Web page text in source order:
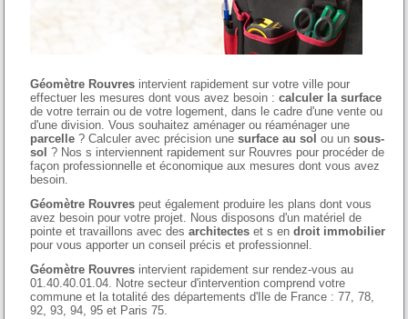
Géomètre Rouvres intervient rapidement sur votre ville pour
effectuer les mesures dont vous avez besoin :calculer la surface
de votre terrain ou de votre logement, dans le cadre d'une vente ou
d'une division. Vous souhaitez aménager ou réaménager une
parcelle ? Calculer avec précision unesurface au sol ou unsous-
sol ? Nos s interviennent rapidement sur Rouvres pour procéder de
façon professionnelle et économique aux mesures dont vous avez
besoin.
Géomètre Rouvres peut également produire les plans dont vous
avez besoin pour votre projet. Nous disposons d'un matériel de
pointe et travaillons avec desarchitectes et s endroit immobilier
pour vous apporter un conseil précis et professionnel.
Géomètre Rouvres intervient rapidement sur rendez-vous au
01.40.40.01.04. Notre secteur d'intervention comprend votre
commune et la totalité des départements d'Ile de France : 77, 78,
92, 93, 94, 95 et Paris 75.